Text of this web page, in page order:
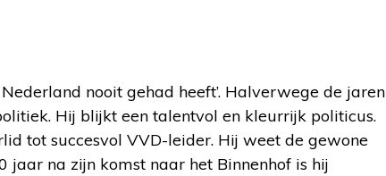
nooit gehad heeft’. Halverwege de jaren
Hij blijkt een talentvol en kleurrijk politicus.
tot succesvol VVD-leider. Hij weet de gewone
jaar na zijn komst naar het Binnenhof is hij